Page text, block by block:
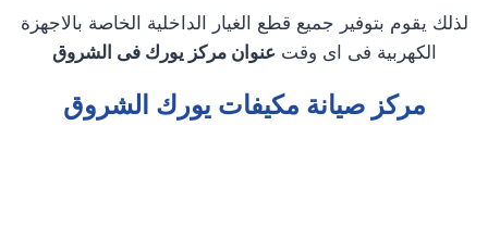
لذلك يقوم بتوفير جميع قطع الغيار الداخلية الخاصة بالاجهزة
الكهربية فى اى وقتعنوان مركز يورك فى الشروق
مركز صيانة مكيفات يورك الشروق